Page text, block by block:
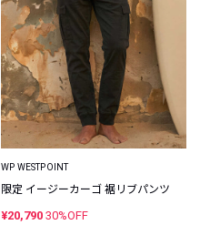
WP WESTPOINT
限定 イージーカーゴ 裾リブパンツ
¥20,790 30%OFF